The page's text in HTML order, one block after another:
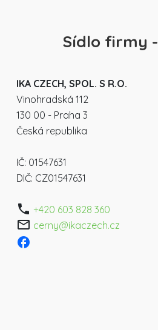
Sídlo firmy -
IKA CZECH, SPOL. S R.O.
Vinohradská 112
130 00 - Praha 3
Česká republika
IČ: 01547631
DIČ: CZ01547631
phone +420 603 828 360
mail_outline cerny@ikaczech.cz
facebook